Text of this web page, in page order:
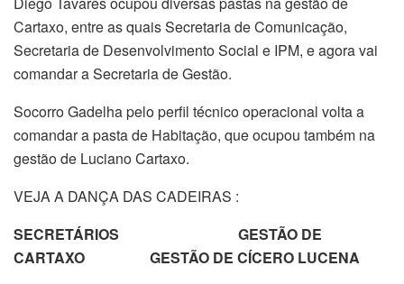
Cartaxo, entre as quais Secretaria de Comunicação,
Secretaria de Desenvolvimento Social e IPM, e agora vai
comandar a Secretaria de Gestão.
Socorro Gadelha pelo perfil técnico operacional volta a
comandar a pasta de Habitação, que ocupou também na
gestão de Luciano Cartaxo.
VEJA A DANÇA DAS CADEIRAS :
SECRETÁRIOS
GESTÃO DE
CARTAXO
GESTÃO DE CÍCERO LUCENA